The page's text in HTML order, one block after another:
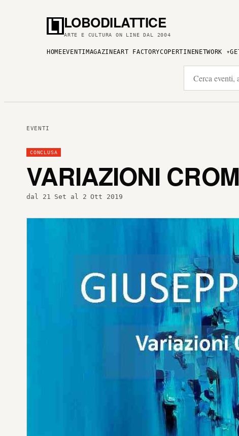
LOBODILATTICE
ARTE E CULTURA ON LINE DAL 2004
HOME EVENTI MAGAZINEART FACTORYCOPERTINENETWORK
EVENTI
CONCLUSA
VARIAZIONI
dal 21 Set al 2 Ott 2019